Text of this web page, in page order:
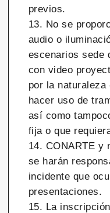
previos.
13. No se
audio o
escenarios sede
con video
por la naturaleza
hacer uso de
así como
fija o que
14. CONARTE y
se harán
incidente que
presentaciones.
15. La